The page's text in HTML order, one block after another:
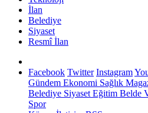
İlan
Belediye
Siyaset
Resmî İlan
Facebook Twitter Instagram
Gündem Ekonomi Sağlık
Belediye Siyaset Eğitim Belde
Spor